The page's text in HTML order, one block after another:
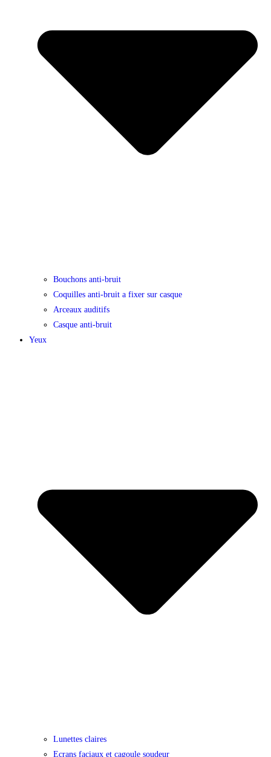
Bouchons anti-bruit
Coquilles anti-bruit a fixer sur casque
Arceaux auditifs
Casque anti-bruit
Yeux
Lunettes claires
Ecrans faciaux et cagoule soudeur